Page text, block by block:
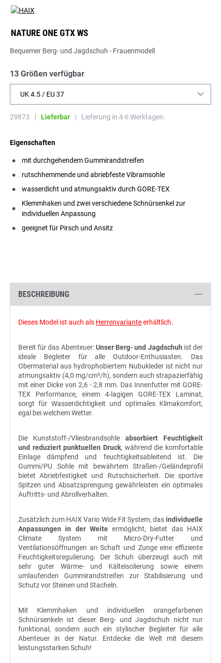
NATURE ONE GTX WS
Bequemer Berg- und Jagdschuh - Frauenmodell
13 Größen verfügbar
UK 4.5 / EU 37
29873 | Lieferbar | Lieferung in 4-6 Werktagen.
Eigenschaften
mit durchgehendem Gummirandstreifen
rutschhemmende und abriebfeste Vibramsohle
wasserdicht und atmungsaktiv durch GORE-TEX
Klemmhaken und zwei verschiedene Schnürsenkel zur
individuellen Anpassung
geeignet für Pirsch und Ansitz
BESCHREIBUNG
Dieses Model ist auch als Herrenvarianteerhältlich.
Bereit für das Abenteuer:Unser Berg- und Jagdschuh ist der
ideale Begleiter für alle Outdoor-Enthusiasten. Das
Obermaterial aus hydrophobiertem Nubukleder ist nicht nur
atmungsaktiv (4,0 mg/cm²/h), sondern auch strapazierfähig
mit einer Dicke von 2,6 - 2,8 mm. Das Innenfutter mit GORE-
TEX Performance, einem 4-lagigen GORE-TEX Laminat,
sorgt für Wasserdichtigkeit und optimales Klimakomfort,
egal bei welchem Wetter.
Die Kunststoff-/Vliesbrandsohle absorbiert Feuchtigkeit
und reduziert punktuellen Druck, während die komfortable
Einlage dämpfend und feuchtigkeitsableitend ist. Die
Gummi/PU Sohle mit bewährtem Straßen-/Geländeprofil
bietet Abriebfestigkeit und Rutschsicherheit. Die sportive
Spitzen und Absatzsprengung gewährleisten ein optimales
Auftritts- und Abrollverhalten.
Zusätzlich zum HAIX Vario Wide Fit System, dasindividuelle
Anpassungen in der Weiteermöglicht, bietet das HAIX
Climate System mit Micro-Dry-Futter und
Ventilationsöffnungen an Schaft und Zunge eine effiziente
Feuchtigkeitsregulierung. Der Schuh überzeugt auch mit
sehr guter Wärme- und Kälteisolierung sowie einem
umlaufenden Gummirandstreifen zur Stabilisierung und
Schutz vor Steinen und Stacheln.
Mit Klemmhaken und individuellen orangefarbenen
Schnürsenkeln ist dieser Berg- und Jagdschuh nicht nur
funktional, sondern auch ein stylischer Begleiter für alle
Abenteuer in der Natur. Entdecke die Welt mit diesem
leistungsstarken Schuh!